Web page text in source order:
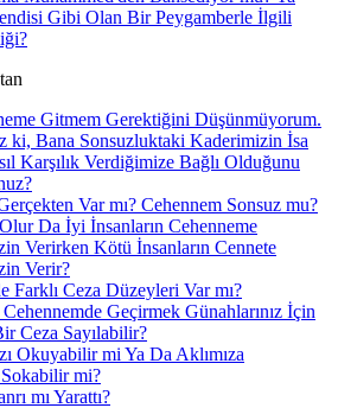
Gibi Olan Bir Peygamberle İlgili
Gitmem Gerektiğini Düşünmüyorum.
ki, Bana Sonsuzluktaki Kaderimizin İsa
Karşılık Verdiğimize Bağlı Olduğunu
Var mı? Cehennem Sonsuz mu?
Da İyi İnsanların Cehenneme
Verirken Kötü İnsanların Cennete
Verir?
Farklı Ceza Düzeyleri Var mı?
Geçirmek Günahlarınız İçin
Ceza Sayılabilir?
Okuyabilir mi Ya Da Aklımıza
mi?
mı Yarattı?